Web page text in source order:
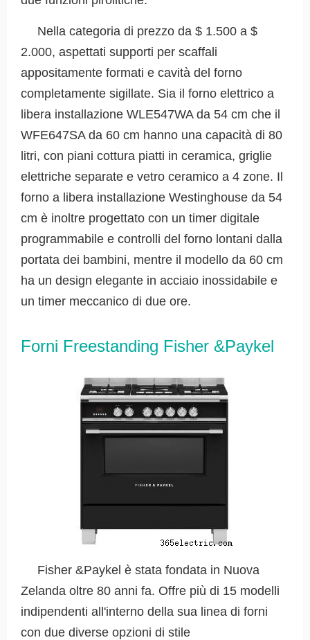
Nella categoria di prezzo da $ 1.500 a $
2.000, aspettati supporti per scaffali
appositamente formati e cavità del forno
completamente sigillate. Sia il forno elettrico a
libera installazione WLE547WA da 54 cm che il
WFE647SA da 60 cm hanno una capacità di 80
litri, con piani cottura piatti in ceramica, griglie
elettriche separate e vetro ceramico a 4 zone. Il
forno a libera installazione Westinghouse da 54
cm è inoltre progettato con un timer digitale
programmabile e controlli del forno lontani dalla
portata dei bambini, mentre il modello da 60 cm
ha un design elegante in acciaio inossidabile e
un timer meccanico di due ore.
Forni Freestanding Fisher &Paykel
Fisher &Paykel è stata fondata in Nuova
Zelanda oltre 80 anni fa. Offre più di 15 modelli
indipendenti all'interno della sua linea di forni
con due diverse opzioni di stile